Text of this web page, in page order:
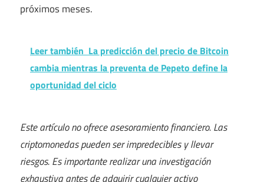
próximos meses.
Leer también La predicción del precio de Bitcoin
cambia mientras la preventa de Pepeto define la
oportunidad del ciclo
Este artículo no ofrece asesoramiento financiero. Las
criptomonedas pueden ser impredecibles y llevar
riesgos. Es importante realizar una investigación
exhaustiva antes de adquirir cualquier activo